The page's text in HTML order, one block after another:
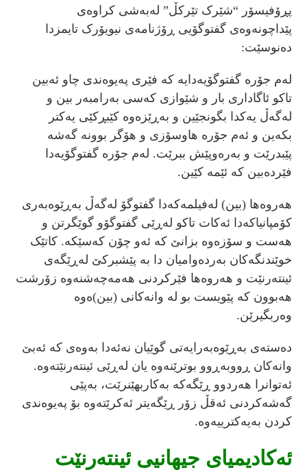
پڕۆفیسۆر “شێرک تێرکڵ” لەبەشی کراوەی
پێداچونەوەی گفتوگۆیی ڕۆژنامەی نیویۆرک تایمزدا
دەنوسێت:
لەم جۆرە گفتوگۆیەدایە کە فێری پەیوەندی چاو ئەبین
تاکو ئاگاداری بار و شێوازی کەسی بەرامبەر بین و
لەگەڵ یەکدا بگونجێین و بەڕێزەوە کێبڕکێی یەکتر
بکەین و ئەم جۆرە هاوسۆزی و هۆگر بوونە گەشە
پێبدرێت و بەرەوپێش ببرێت. لەم جۆرە گفتوگۆیەدا
فێردەبین کە ئێمە کێین.
هەروەها (بین) لەفیلمەکەدا گفتوگۆ لەگەڵ بەڕێوەبەری
کۆمپانیاکەدا ئەکات تاکو لەڕێی گفتوگۆو گوێگرتن و
هەست و سۆزەوە بزانێ کە ئەو چۆن کەسێکە. کاتێک
خوێندنگەکان بەردەوامیان دا بە پێشبرکێ لەڕێگەی
ئینتەرنێت و هەروەها فێرکردنی هەمەچەشنەوە زۆرشت
هەبوون کە پێویست بو لە وانەکانی (بین)ەوە
وەربگیرێن.
دەستەی بەڕێوەبەرایەتی گوێیان نەئەدا بەوەی کە ئەبێ
وانەکان ڕووبەڕوو بوترێنەوە یان لەڕێی ئینتەرنێتەوە.
ئەتوانرا هەردوو ڕێگەکە بەکاربهێنرێت، بەپێی
گەشەکردنی ئەقڵ زۆر ڕێگەیتر ئەکرێتەوە بۆ پەیوەندی
کردن بەیەکترییەوە.
ئەکادیمیای جیهانیی ئینتەرنێت